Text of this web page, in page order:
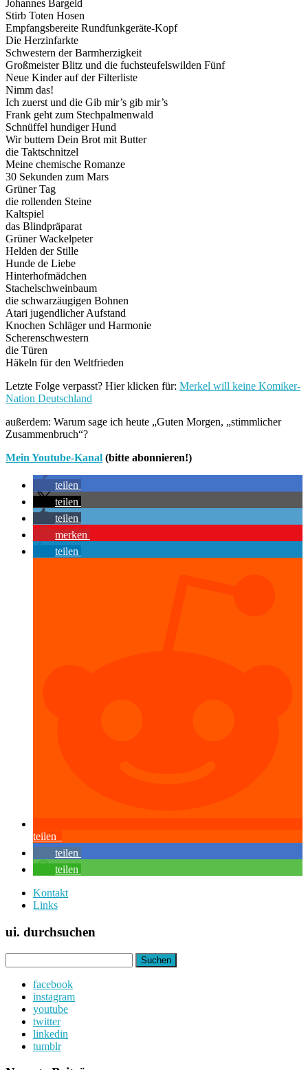
Johannes Bargeld
Stirb Toten Hosen
Empfangsbereite Rundfunkgeräte-Kopf
Die Herzinfarkte
Schwestern der Barmherzigkeit
Großmeister Blitz und die fuchsteufelswilden Fünf
Neue Kinder auf der Filterliste
Nimm das!
Ich zuerst und die Gib mir’s gib mir’s
Frank geht zum Stechpalmenwald
Schnüffel hundiger Hund
Wir buttern Dein Brot mit Butter
die Taktschnitzel
Meine chemische Romanze
30 Sekunden zum Mars
Grüner Tag
die rollenden Steine
Kaltspiel
das Blindpräparat
Grüner Wackelpeter
Helden der Stille
Hunde de Liebe
Hinterhofmädchen
Stachelschweinbaum
die schwarzäugigen Bohnen
Atari jugendlicher Aufstand
Knochen Schläger und Harmonie
Scherenschwestern
die Türen
Häkeln für den Weltfrieden
Letzte Folge verpasst? Hier klicken für: Merkel will keine Komiker-
Nation Deutschland
außerdem: Warum sage ich heute „Guten Morgen, „stimmlicher
Zusammenbruch“?
Mein Youtube-Kanal (bitte abonnieren!)
teilen
teilen
teilen
merken
teilen
teilen
teilen
teilen
Kontakt
Links
ui. durchsuchen
nach:
facebook
instagram
youtube
twitter
linkedin
tumblr